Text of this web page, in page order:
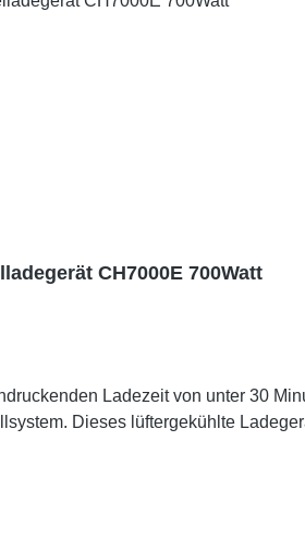
CH7000E 700Watt
Ladezeit von unter 30
Dieses lüftergekühlte